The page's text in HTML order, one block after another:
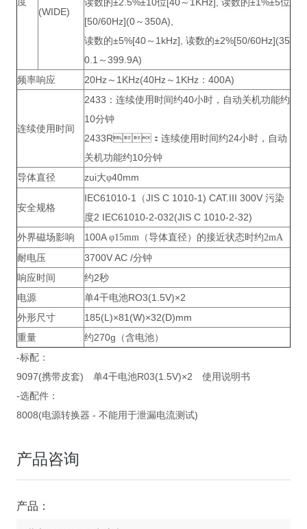
(WIDE)
读数的±2.5%±10位[40～1KHz], 读数的±1%±5位
[50/60Hz](0～350A),
读数的±5%[40～1kHz], 读数的±2%[50/60Hz](35
0.1～399.9A)
频率响应
20Hz～1KHz(40Hz～1KHz：400A)
连续使用时间
2433：连续使用时间约40小时，自动关机功能约
10分钟
2433R：连续使用时间约24小时，自动
关机功能约10分钟
导体直径
zui大φ40mm
安全规格
IEC61010-1（JIS C 1010-1) CAT.III 300V 污染
度2 IEC61010-2-032(JIS C 1010-2-32)
外界磁场影响
100A φ15mm（导体直径）的接近状态时约2mA
耐电压
3700V AC /分钟
响应时间
约2秒
电源
单4干电池RO3(1.5V)×2
外形尺寸
185(L)×81(W)×32(D)mm
重量
约270g（含电池）
-标配：
9097(携带皮套) 单4干电池R03(1.5V)×2 使用说明书
-选配件：
8008(电源转换器 - 不能用于泄漏电流测试)
产品咨询
产品：